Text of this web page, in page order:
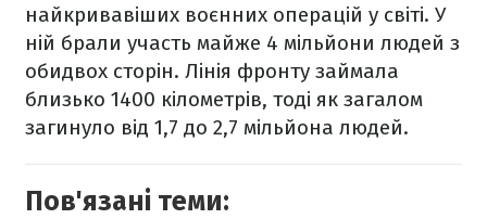
найкривавіших воєнних операцій у світі. У
ній брали участь майже 4 мільйони людей з
обидвох сторін. Лінія фронту займала
близько 1400 кілометрів, тоді як загалом
загинуло від 1,7 до 2,7 мільйона людей.
Пов'язані теми: